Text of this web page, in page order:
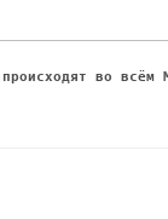
во всём